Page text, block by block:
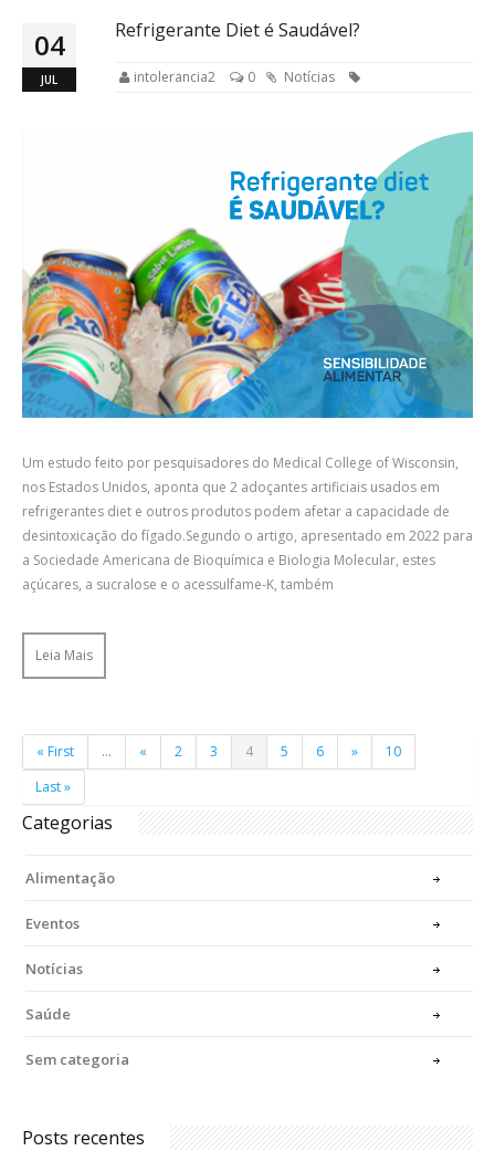
04
JUL
Refrigerante Diet é Saudável?
intolerancia2 0 Notícias
Um estudo feito por pesquisadores do Medical College of Wisconsin,
nos Estados Unidos, aponta que 2 adoçantes artificiais usados em
refrigerantes diet e outros produtos podem afetar a capacidade de
desintoxicação do fígado.⁣Segundo o artigo, apresentado em 2022 para
a Sociedade Americana de Bioquímica e Biologia Molecular, estes
açúcares, a sucralose e o acessulfame-K, também
Leia Mais
« First ... « 2 3 4 5 6 »
10
Last »
Categorias
Alimentação
Eventos
Notícias
Saúde
Sem categoria
Posts recentes